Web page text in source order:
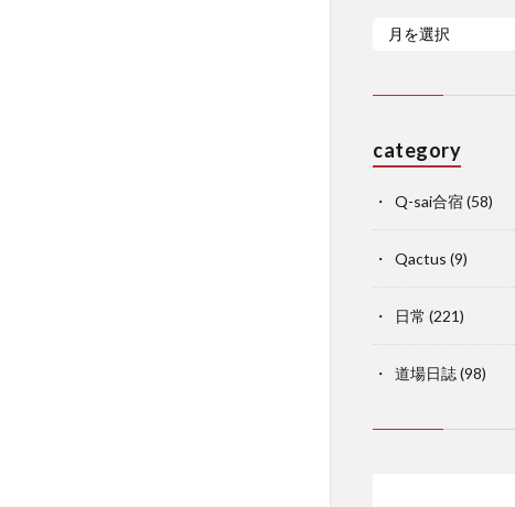
category
Q-sai合宿(58)
Qactus (9)
日常 (221)
道場日誌(98)